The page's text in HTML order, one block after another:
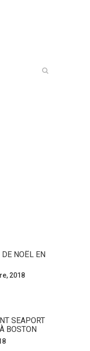
NOËL EN
2018
SEAPORT
BOSTON